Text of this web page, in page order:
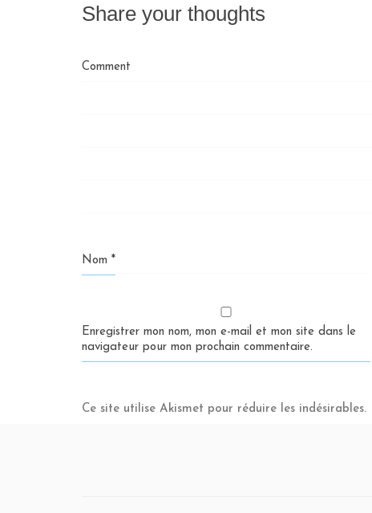
Share your thoughts
Comment
Nom *
Enregistrer mon nom, mon e-mail et mon site dans le
navigateur pour mon prochain commentaire.
Ce site utilise Akismet pour réduire les indésirables.